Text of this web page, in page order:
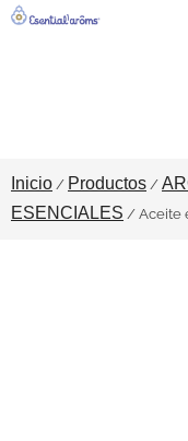
Inicio / Productos /
ESENCIALES / Aceite